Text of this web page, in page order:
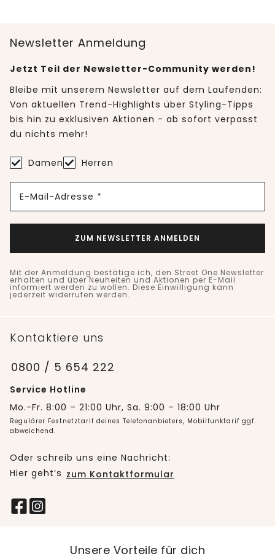
Newsletter Anmeldung
Jetzt Teil der Newsletter-Community werden!
Bleibe mit unserem Newsletter auf dem Laufenden:
Von aktuellen Trend-Highlights über Styling-Tipps
bis hin zu exklusiven Aktionen - ab sofort verpasst
du nichts mehr!
Damen Herren
E-Mail-Adresse *
ZUM NEWSLETTER ANMELDEN
Mit der Anmeldung bestätige ich, den Street One Newsletter
erhalten und über Neuheiten und Aktionen per E-Mail
informiert werden zu wollen. Diese Einwilligung kann
jederzeit widerrufen werden.
Kontaktiere uns
0800 / 5 654 222
Service Hotline
Mo.-Fr. 8:00 – 21:00 Uhr, Sa. 9:00 – 18:00 Uhr
Regulärer Festnetztarif deines Telefonanbieters, Mobilfunktarif ggf.
abweichend.
Oder schreib uns eine Nachricht:
Hier geht’s zum Kontaktformular
Unsere Vorteile für dich